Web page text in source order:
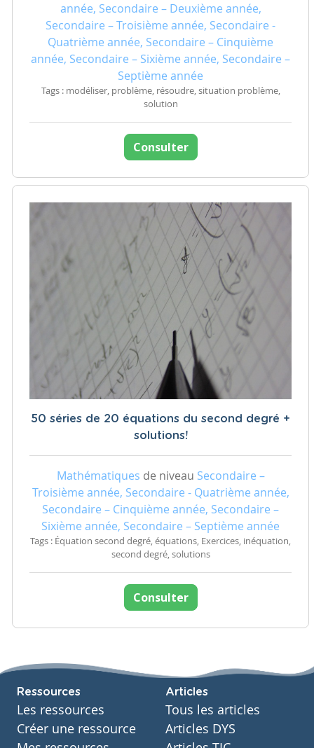
année, Secondaire – Deuxième année,
Secondaire – Troisième année, Secondaire -
Quatrième année, Secondaire – Cinquième
année, Secondaire – Sixième année, Secondaire –
Septième année
Tags : modéliser, problème, résoudre, situation problème,
solution
Consulter
50 séries de 20 équations du second degré +
solutions!
Mathématiques de niveau Secondaire –
Troisième année, Secondaire - Quatrième année,
Secondaire – Cinquième année, Secondaire –
Sixième année, Secondaire – Septième année
Tags : Équation second degré, équations, Exercices, inéquation,
second degré, solutions
Consulter
Ressources
Les ressources
Créer une ressource
Articles
Tous les articles
Articles DYS